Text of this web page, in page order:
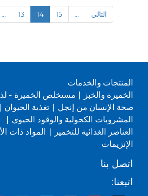
... 13 14 15 ... التالي
المنتجات والخدمات
الخميرة والخبز
| مستخلص الخميرة -
صحة الإنسان من إنجل | تغذية الحيوان |
المشروبات الكحولية والوقود الحيوي |
العناصر الغذائية للتخمير
| المواد ذات
الإنزيمات
اتصل بنا
اتبعنا: